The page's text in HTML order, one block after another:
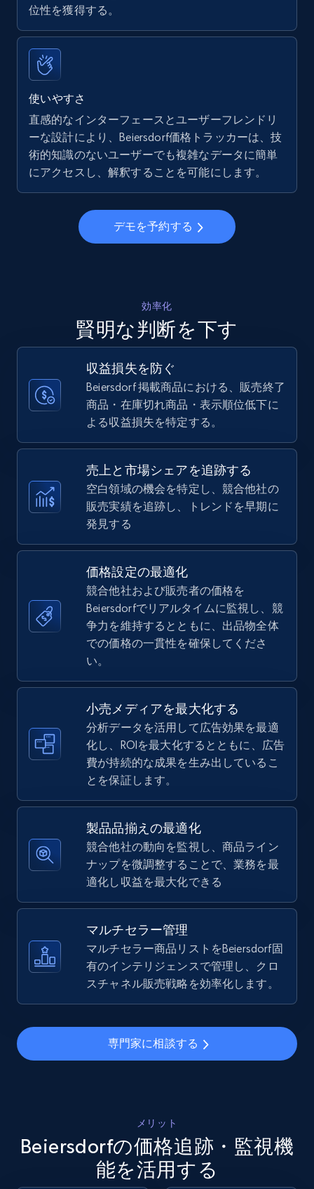
Walmart - products - Find new products by
using specific category URL
URL, Final price, Sku, Currency, Gtin,
Specifications, Image urls, Top reviews, and
more.
5.6K+ 875+ 今すぐ始める
Walmart - products - Collects products by
specific keywords
5.6K+ 875+ 今すぐ始める
Walmart - products - Discover products by
using sku numbers
URL, Final price, Sku, Currency, Gtin,
Specifications, Image urls, Top reviews, and
more.
5.6K+ 875+ 今すぐ始める
TikTok Shop
URL, Title, Available, Description, Currency, Initial
price, Final price, Discount percent, and more.
TikTok Shop - category
URL, Title, Available, Description, Currency, Initial
price, Final price, Discount percent, and more.
5.4K+ 668+ 今すぐ始める
TikTok Shop - Collect TikTok shop products
by keywords search
URL, Title, Available, Description, Currency, Initial
price, Final price, Discount percent, and more.
5.4K+ 668+ 今すぐ始める
Amazon sellers info
位性を獲得する。
使いやすさ
直感的なインターフェースとユーザーフレンドリ
ーな設計により、Beiersdorf価格トラッカーは、技
術的知識のないユーザーでも複雑なデータに簡単
にアクセスし、解釈することを可能にします。
デモを予約する
効率化
賢明な判断を下す
収益損失を防ぐ
Beiersdorf 掲載商品における、販売終了
商品・在庫切れ商品・表示順位低下に
よる収益損失を特定する。
売上と市場シェアを追跡する
空白領域の機会を特定し、競合他社の
販売実績を追跡し、トレンドを早期に
発見する
価格設定の最適化
競合他社および販売者の価格を
Beiersdorfでリアルタイムに監視し、競
争力を維持するとともに、出品物全体
での価格の一貫性を確保してくださ
い。
小売メディアを最大化する
分析データを活用して広告効果を最適
化し、ROIを最大化するとともに、広告
費が持続的な成果を生み出しているこ
とを保証します。
製品品揃えの最適化
競合他社の動向を監視し、商品ライン
ナップを微調整することで、業務を最
適化し収益を最大化できる
マルチセラー管理
マルチセラー商品リストをBeiersdorf固
有のインテリジェンスで管理し、クロ
スチャネル販売戦略を効率化します。
専門家に相談する
メリット
Beiersdorfの価格追跡・監視機
能を活用する